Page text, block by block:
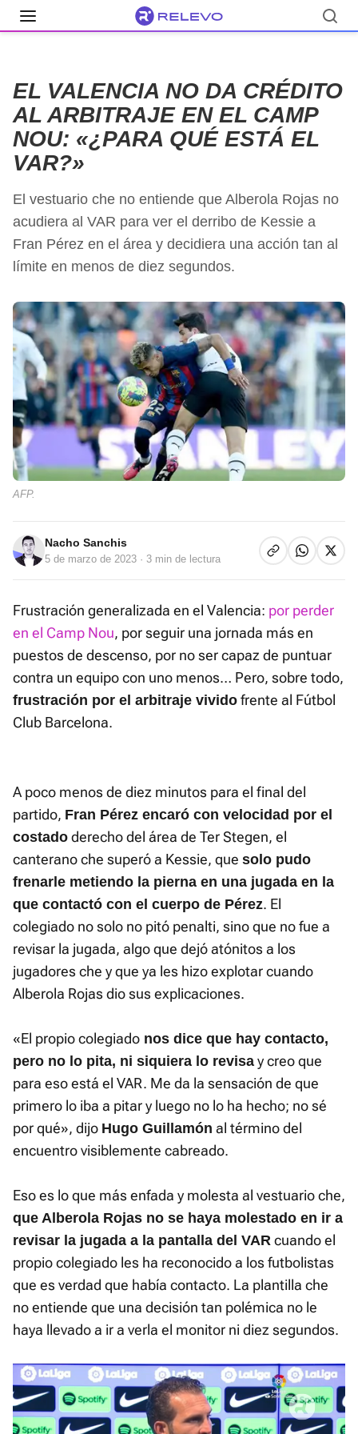
EL VALENCIA NO DA CRÉDITO
AL ARBITRAJE EN EL CAMP
NOU: «¿PARA QUÉ ESTÁ EL
VAR?»
El vestuario che no entiende que Alberola Rojas no
acudiera al VAR para ver el derribo de Kessie a
Fran Pérez en el área y decidiera una acción tan al
límite en menos de diez segundos.
AFP.
Nacho Sanchis
5 de marzo de 2023 · 3 min de lectura
Frustración generalizada en el Valencia: por perder
en el Camp Nou, por seguir una jornada más en
puestos de descenso, por no ser capaz de puntuar
contra un equipo con uno menos… Pero, sobre todo,
frustración por el arbitraje vivido frente al Fútbol
Club Barcelona.
A poco menos de diez minutos para el final del
partido, Fran Pérez encaró con velocidad por el
costado derecho del área de Ter Stegen, el
canterano che superó a Kessie, que solo pudo
frenarle metiendo la pierna en una jugada en la
que contactó con el cuerpo de Pérez. El
colegiado no solo no pitó penalti, sino que no fue a
revisar la jugada, algo que dejó atónitos a los
jugadores che y que ya les hizo explotar cuando
Alberola Rojas dio sus explicaciones.
«El propio colegiado nos dice que hay contacto,
pero no lo pita, ni siquiera lo revisa y creo que
para eso está el VAR. Me da la sensación de que
primero lo iba a pitar y luego no lo ha hecho; no sé
por qué», dijo Hugo Guillamón al término del
encuentro visiblemente cabreado.
Eso es lo que más enfada y molesta al vestuario che,
que Alberola Rojas no se haya molestado en ir a
revisar la jugada a la pantalla del VAR cuando el
propio colegiado les ha reconocido a los futbolistas
que es verdad que había contacto. La plantilla che
no entiende que una decisión tan polémica no le
haya llevado a ir a verla el monitor ni diez segundos.